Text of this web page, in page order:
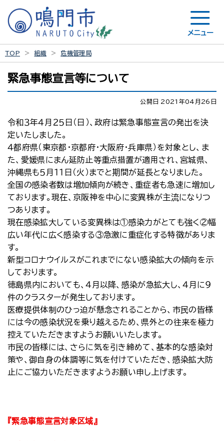
メニュー
TOP 組織 危機管理局
緊急事態宣言等について
公開日 2021年04月26日
令和３年４月２５日（日）、政府は緊急事態宣言の発出を決
定いたしました。
４都府県（東京都・京都府・大阪府・兵庫県）を対象とし、ま
た、愛媛県にまん延防止等重点措置が適用され、宮城県、
沖縄県も５月１１日（火）までと期間が延長となりました。
全国の感染者数は増加傾向が続き、重症者も急速に増加し
ております。現在、京阪神を中心に変異株が主流になりつ
つあります。
現在感染拡大している変異株は①感染力がとても強く②幅
広い年代に広く感染する③急激に重症化する特徴がありま
す。
新型コロナウイルスがこれまでにない感染拡大の傾向を示
しております。
徳島県内においても、４月以降、感染が急拡大し、４月に９
件のクラスターが発生しております。
医療提供体制のひっ迫が懸念されることから、市民の皆様
には今の感染状況を乗り越えるため、県外との往来を極力
控えていただきますようお願いいたします。
市民の皆様には、さらに気を引き締めて、基本的な感染対
策や、御自身の体調等に気を付けていただき、感染拡大防
止にご協力いただきますようお願い申し上げます。
『緊急事態宣言対象区域』